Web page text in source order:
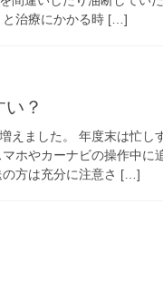
と治療にかかる時 […]
？
えました。 年度末は忙し
ホやカーナビの操作中に
の方は充分に注意さ […]